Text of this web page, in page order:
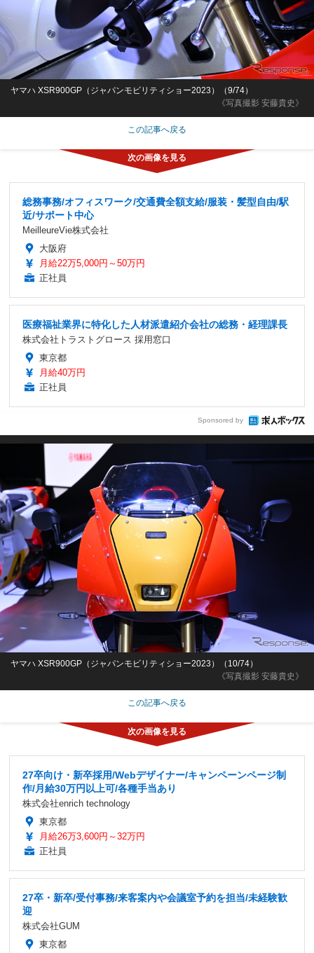
《写真撮影 安藤貴史》
ヤマハ XSR900GP（ジャパンモビリティショー2023）（9/74）
この記事へ戻る
総務事務/オフィスワーク/交通費全額支給/服装・髪型自由/駅
近/サポート中心
MeilleureVie株式会社
大阪府
月給22万5,000円～50万円
正社員
医療福祉業界に特化した人材派遣紹介会社の総務・経理課長
株式会社トラストグロース 採用窓口
東京都
月給40万円
正社員
Sponsored by
《写真撮影 安藤貴史》
ヤマハ XSR900GP（ジャパンモビリティショー2023）（10/74）
この記事へ戻る
27卒向け・新卒採用/Webデザイナー/キャンペーンページ制
作/月給30万円以上可/各種手当あり
株式会社enrich technology
東京都
月給26万3,600円～32万円
正社員
27卒・新卒/受付事務/来客案内や会議室予約を担当/未経験歓
迎
株式会社GUM
東京都